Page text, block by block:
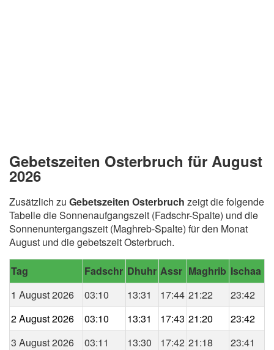
Gebetszeiten Osterbruch für August
2026
Zusätzlich zu Gebetszeiten Osterbruch zeigt die folgende
Tabelle die Sonnenaufgangszeit (Fadschr-Spalte) und die
Sonnenuntergangszeit (Maghreb-Spalte) für den Monat
August und die gebetszeit Osterbruch.
Tag Fadschr Dhuhr Assr Maghrib Ischaa
1 August 2026
03:10 13:31 17:44 21:22
23:42
2 August 2026
03:10 13:31 17:43 21:20
23:42
3 August 2026
03:11 13:30 17:42 21:18
23:41